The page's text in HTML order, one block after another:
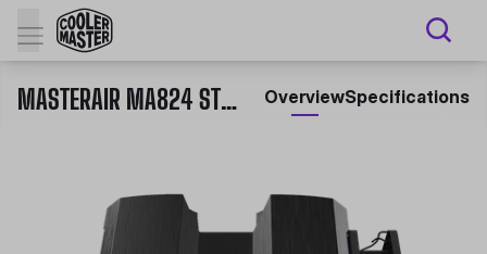
MASTERAIR MA824 STEALTH AIR COOLER PARA CPU OverviewSpecifications